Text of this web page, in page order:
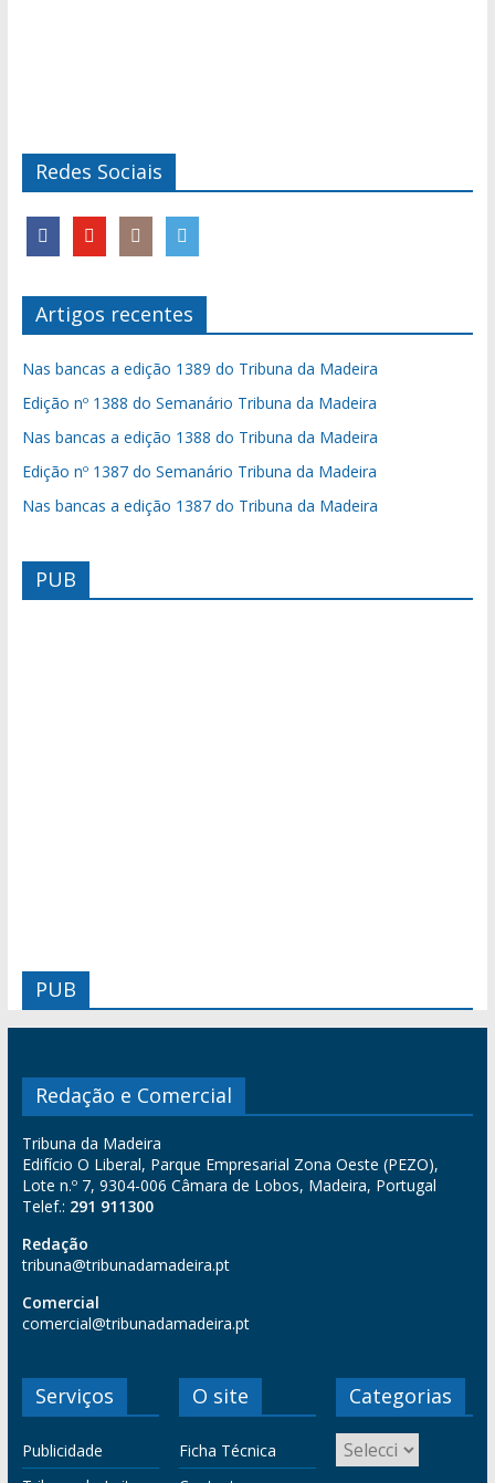
Redes Sociais
Artigos recentes
Nas bancas a edição 1389 do Tribuna da Madeira
Edição nº 1388 do Semanário Tribuna da Madeira
Nas bancas a edição 1388 do Tribuna da Madeira
Edição nº 1387 do Semanário Tribuna da Madeira
Nas bancas a edição 1387 do Tribuna da Madeira
PUB
PUB
Redação e Comercial
Tribuna da Madeira
Edifício O Liberal, Parque Empresarial Zona Oeste (PEZO),
Lote n.º 7, 9304-006 Câmara de Lobos, Madeira, Portugal
Telef.: 291 911300
Redação
tribuna@tribunadamadeira.pt
Comercial
comercial@tribunadamadeira.pt
Serviços
Publicidade
O site
Ficha Técnica
Categorias